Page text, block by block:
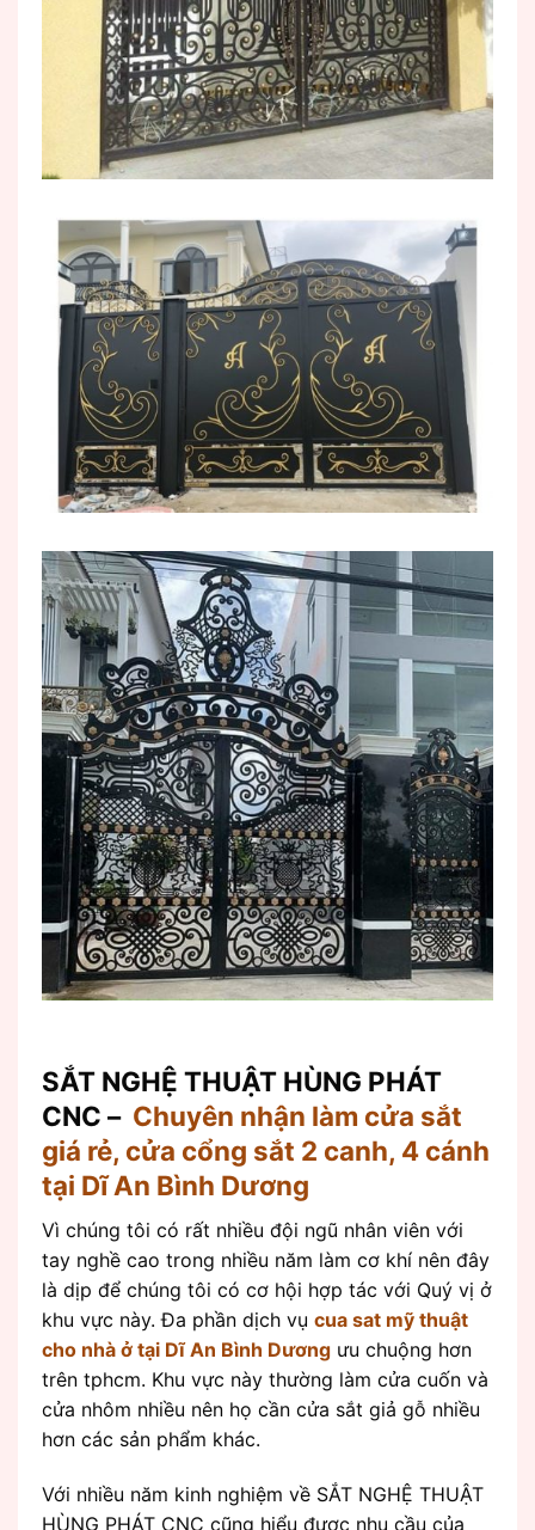
SẮT NGHỆ THUẬT HÙNG PHÁT
CNC – Chuyên nhận làm cửa sắt
giá rẻ, cửa cổng sắt 2 canh, 4 cánh
tại Dĩ An Bình Dương
Vì chúng tôi có rất nhiều đội ngũ nhân viên với
tay nghề cao trong nhiều năm làm cơ khí nên đây
là dịp để chúng tôi có cơ hội hợp tác với Quý vị ở
khu vực này. Đa phần dịch vụ cua sat mỹ thuật
cho nhà ở tại Dĩ An Bình Dương ưu chuộng hơn
trên tphcm. Khu vực này thường làm cửa cuốn và
cửa nhôm nhiều nên họ cần cửa sắt giả gỗ nhiều
hơn các sản phẩm khác.
Với nhiều năm kinh nghiệm về SẮT NGHỆ THUẬT
HÙNG PHÁT CNC cũng hiểu được nhu cầu của